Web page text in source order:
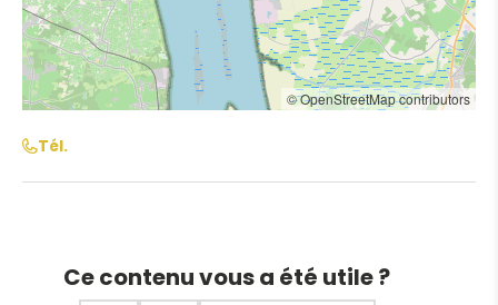
© OpenStreetMap contributors
Tél.
Ce contenu vous a été utile ?